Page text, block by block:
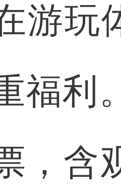
玩体
福利
，含